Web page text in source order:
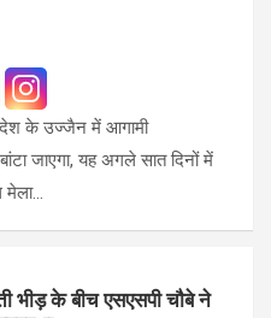
के उज्जैन में आगामी
जाएगा, यह अगले सात दिनों में
भीड़ के बीच एसएसपी चाैबे ने